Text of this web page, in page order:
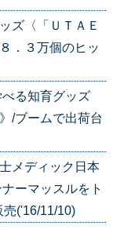
ズ〈「ＵＴＡＥ
．３万個のヒッ
べる知育グッズ
/ブームで出荷台
メディック日本
ーマッスルをト
('16/11/10)